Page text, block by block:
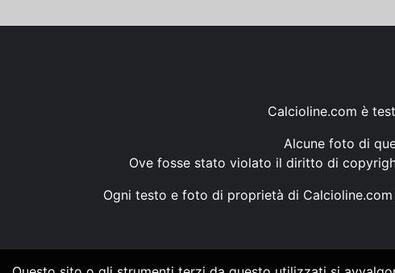
Calcioline.com è
Alcune foto di
Ove fosse stato violato il diritto di
Ogni testo e foto di proprietà di